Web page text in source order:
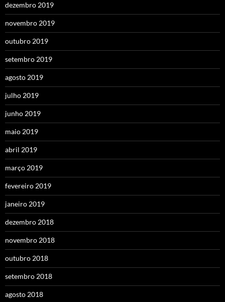
dezembro 2019
novembro 2019
outubro 2019
setembro 2019
agosto 2019
julho 2019
junho 2019
maio 2019
abril 2019
março 2019
fevereiro 2019
janeiro 2019
dezembro 2018
novembro 2018
outubro 2018
setembro 2018
agosto 2018